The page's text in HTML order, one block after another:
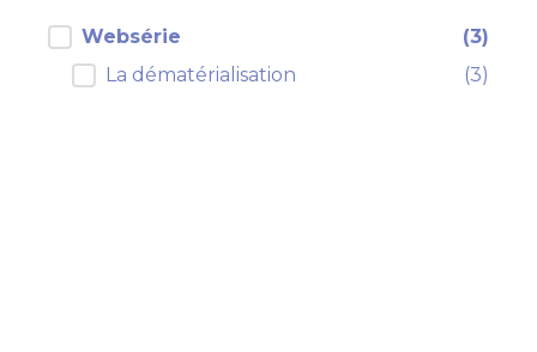
filtre cp actualités
Websérie
(3)
La dématérialisation
(3)